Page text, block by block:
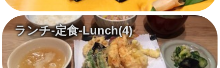
ランチ-定食-Lunch(4)